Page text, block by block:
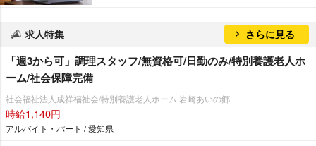
求人特集 さらに見る
「週3から可」調理スタッフ/無資格可/日勤のみ/特別養護老人ホ
ーム/社会保障完備
社会福祉法人成祥福祉会/特別養護老人ホーム 岩崎あいの郷
時給1,140円
アルバイト・パート / 愛知県